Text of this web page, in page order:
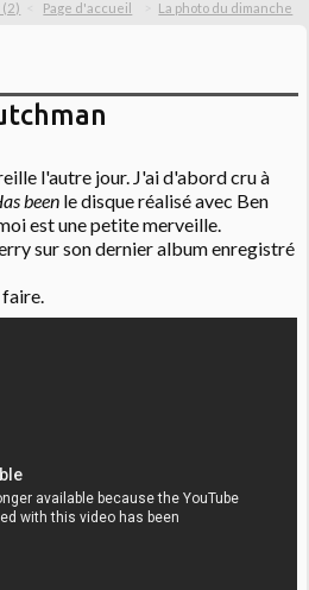
Page d'accueil La photo du dimanche
l'autre jour. J'ai d'abord cru à
been le disque réalisé avec Ben
est une petite merveille.
sur son dernier album enregistré
faire.